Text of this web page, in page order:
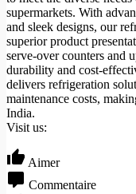
Mon compte
Connexion
Créer un
Mode nuit
supermarkets. With
and sleek designs, our
superior product
serve-over counters and
durability and cost-
delivers refrigeration
maintenance costs,
India.
Visit us:
Aimer
Commentaire